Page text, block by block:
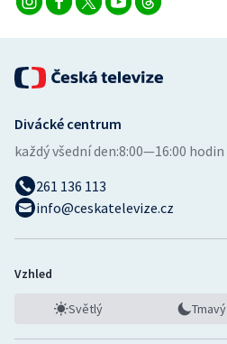
Veslování
Vodní slalom
Volejbal
Divácké centrum
každý všední den:8:00—16:00 hodin
261 136 113
info@ceskatelevize.cz
Vzhled
Světlý Tmavý